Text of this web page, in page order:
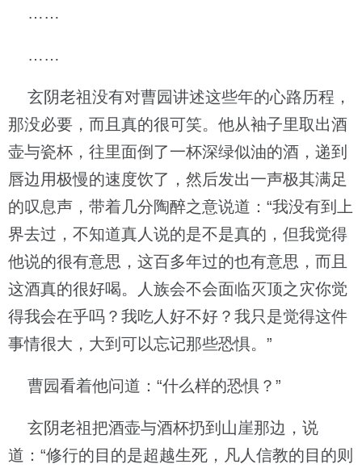
……
……
玄阴老祖没有对曹园讲述这些年的心路历程，
那没必要，而且真的很可笑。他从袖子里取出酒
壶与瓷杯，往里面倒了一杯深绿似油的酒，递到
唇边用极慢的速度饮了，然后发出一声极其满足
的叹息声，带着几分陶醉之意说道：“我没有到上
界去过，不知道真人说的是不是真的，但我觉得
他说的很有意思，这百多年过的也有意思，而且
这酒真的很好喝。人族会不会面临灭顶之灾你觉
得我会在乎吗？我吃人好不好？我只是觉得这件
事情很大，大到可以忘记那些恐惧。”
曹园看着他问道：“什么样的恐惧？”
玄阴老祖把酒壶与酒杯扔到山崖那边，说
道：“修行的目的是超越生死，凡人信教的目的则